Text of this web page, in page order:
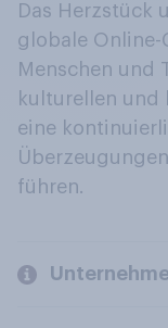
Das Herzstück
globale
Menschen und
kulturellen und
eine
führen.